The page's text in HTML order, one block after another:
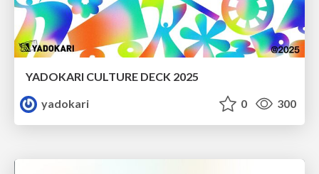
YADOKARI CULTURE DECK 2025
yadokari
0 300